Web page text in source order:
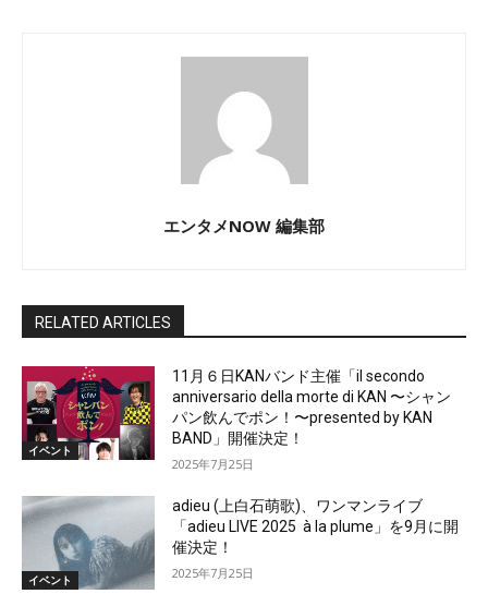
エンタメNOW 編集部
RELATED ARTICLES
イベント
11月６日KANバンド主催「il secondo
anniversario della morte di KAN 〜シャン
パン飲んでポン！〜presented by KAN
BAND」開催決定！
2025年7月25日
イベント
adieu (上白石萌歌)、ワンマンライブ
「adieu LIVE 2025 à la plume」を9月に開
催決定！
2025年7月25日